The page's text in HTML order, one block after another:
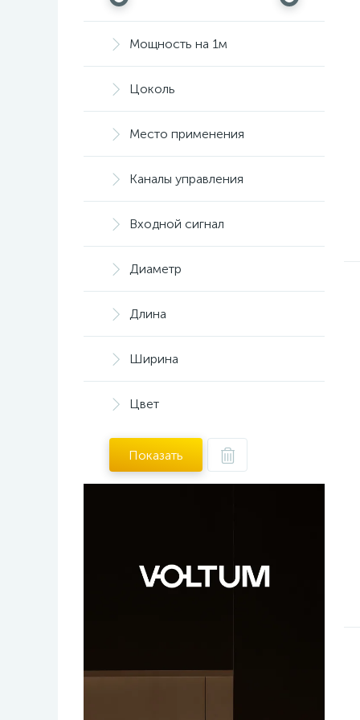
(жёлт. отт.)
2
Монохром 59
Мощность на 1м
Цоколь
Место применения
Каналы управления
Входной сигнал
Диаметр
Длина
Ширина
Цвет
Показать